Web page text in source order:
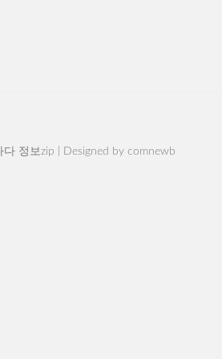
정보zip | Designed by comnewb